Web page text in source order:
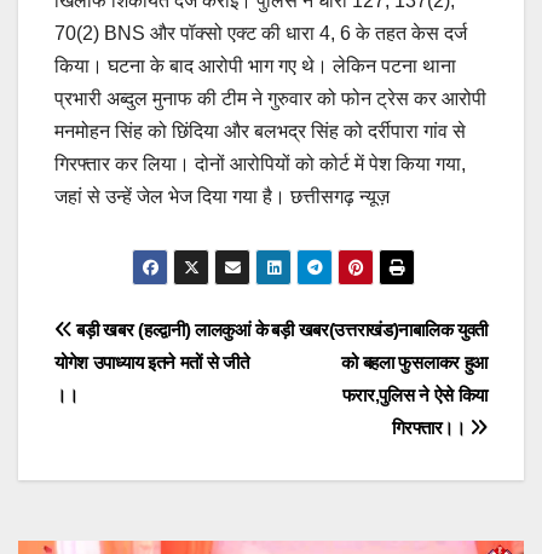
70(2) BNS और पॉक्सो एक्ट की धारा 4, 6 के तहत केस दर्ज
किया। घटना के बाद आरोपी भाग गए थे। लेकिन पटना थाना
प्रभारी अब्दुल मुनाफ की टीम ने गुरुवार को फोन ट्रेस कर आरोपी
मनमोहन सिंह को छिंदिया और बलभद्र सिंह को दर्रीपारा गांव से
गिरफ्तार कर लिया। दोनों आरोपियों को कोर्ट में पेश किया गया,
जहां से उन्हें जेल भेज दिया गया है। छत्तीसगढ़ न्यूज़
Post
navigation
बड़ी खबर(उत्तराखंड)नाबालिक युवती
को बहला फुसलाकर हुआ
फरार,पुलिस ने ऐसे किया
गिरफ्तार।।
बड़ी खबर (हल्द्वानी) लालकुआं के
योगेश उपाध्याय इतने मतों से जीते
।।